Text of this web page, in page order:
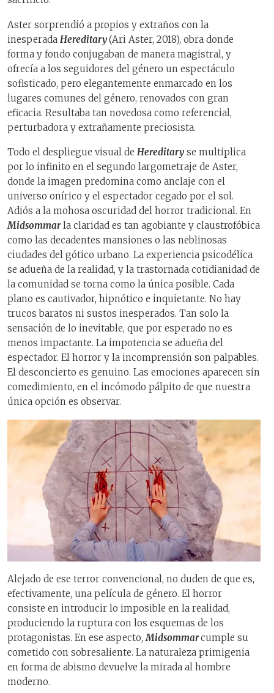
Aster sorprendió a propios y extraños con la
inesperada Hereditary(Ari Aster, 2018), obra donde
forma y fondo conjugaban de manera magistral, y
ofrecía a los seguidores del género un espectáculo
sofisticado, pero elegantemente enmarcado en los
lugares comunes del género, renovados con gran
eficacia. Resultaba tan novedosa como referencial,
perturbadora y extrañamente preciosista.
Todo el despliegue visual de Hereditary se multiplica
por lo infinito en el segundo largometraje de Aster,
donde la imagen predomina como anclaje con el
universo onírico y el espectador cegado por el sol.
Adiós a la mohosa oscuridad del horror tradicional. En
Midsommarla claridad es tan agobiante y claustrofóbica
como las decadentes mansiones o las neblinosas
ciudades del gótico urbano. La experiencia psicodélica
se adueña de la realidad, y la trastornada cotidianidad de
la comunidad se torna como la única posible. Cada
plano es cautivador, hipnótico e inquietante. No hay
trucos baratos ni sustos inesperados. Tan solo la
sensación de lo inevitable, que por esperado no es
menos impactante. La impotencia se adueña del
espectador. El horror y la incomprensión son palpables.
El desconcierto es genuino. Las emociones aparecen sin
comedimiento, en el incómodo pálpito de que nuestra
única opción es observar.
Alejado de ese terror convencional, no duden de que es,
efectivamente, una película de género. El horror
consiste en introducir lo imposible en la realidad,
produciendo la ruptura con los esquemas de los
protagonistas. En ese aspecto, Midsommarcumple su
cometido con sobresaliente. La naturaleza primigenia
en forma de abismo devuelve la mirada al hombre
moderno.